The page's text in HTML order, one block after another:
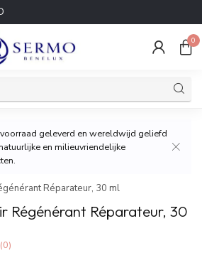
0
voorraad geleverd en wereldwijd geliefd
en milieuvriendelijke
Réparateur, 30 ml
Régénérant Réparateur, 30
(0)